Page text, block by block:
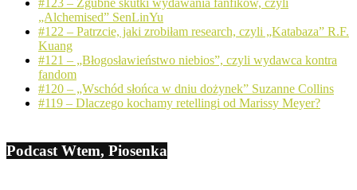
„Alchemised” SenLinYu
#122 – Patrzcie, jaki zrobiłam research, czyli „Katabaza” R.F.
Kuang
#121 – „Błogosławieństwo niebios”, czyli wydawca kontra
fandom
#120 – „Wschód słońca w dniu dożynek” Suzanne Collins
#119 – Dlaczego kochamy retellingi od Marissy Meyer?
Podcast Wtem, Piosenka